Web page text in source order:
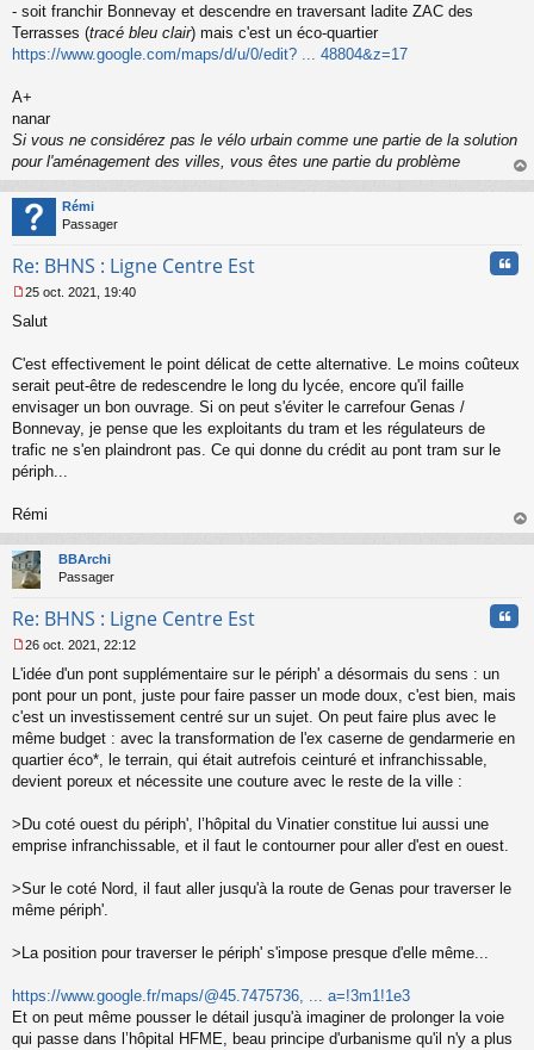
- soit franchir Bonnevay et descendre en traversant ladite ZAC des
Terrasses (tracé bleu clair) mais c'est un éco-quartier
https://www.google.com/maps/d/u/0/edit? ... 48804&z=17
A+
nanar
Si vous ne considérez pas le vélo urbain comme une partie de la solution
pour l'aménagement des villes, vous êtes une partie du problème
au
Rémi
Passager
Re: BHNS : Ligne Centre Est
e
s
g
e
n
o
n
25 oct. 2021, 19:40
Salut
C'est effectivement le point délicat de cette alternative. Le moins coûteux
serait peut-être de redescendre le long du lycée, encore qu'il faille
envisager un bon ouvrage. Si on peut s'éviter le carrefour Genas /
Bonnevay, je pense que les exploitants du tram et les régulateurs de
trafic ne s'en plaindront pas. Ce qui donne du crédit au pont tram sur le
périph...
Rémi
au
BBArchi
Passager
Re: BHNS : Ligne Centre Est
e
s
s
a
g
e
n
n
u
26 oct. 2021, 22:12
L'idée d'un pont supplémentaire sur le périph' a désormais du sens : un
pont pour un pont, juste pour faire passer un mode doux, c'est bien, mais
c'est un investissement centré sur un sujet. On peut faire plus avec le
même budget : avec la transformation de l'ex caserne de gendarmerie en
quartier éco*, le terrain, qui était autrefois ceinturé et infranchissable,
devient poreux et nécessite une couture avec le reste de la ville :
>Du coté ouest du périph', l’hôpital du Vinatier constitue lui aussi une
emprise infranchissable, et il faut le contourner pour aller d'est en ouest.
>Sur le coté Nord, il faut aller jusqu'à la route de Genas pour traverser le
même périph'.
>La position pour traverser le périph' s'impose presque d'elle même...
https://www.google.fr/maps/@45.7475736, ... a=!3m1!1e3
Et on peut même pousser le détail jusqu'à imaginer de prolonger la voie
qui passe dans l’hôpital HFME, beau principe d'urbanisme qu'il n'y a plus